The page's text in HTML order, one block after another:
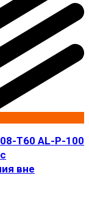
T60 AL-P-100
вне